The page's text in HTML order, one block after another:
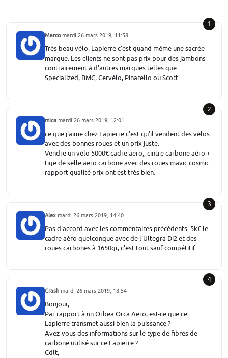
1
Marcomardi 26 mars 2019, 11:58
Très beau vélo. Lapierre c'est quand même une sacrée
marque. Les clients ne sont pas prix pour des jambons
contrairement à d'autres marques telles que
Specialized, BMC, Cervélo, Pinarello ou Scott
2
mica mardi 26 mars 2019, 12:01
ce que j'aime chez Lapierre c'est qu'il vendent des vélos
avec des bonnes roues et un prix juste.
Vendre un vélo 5000€ cadre aero,, cintre carbone aéro +
tige de selle aero carbone avec des roues mavic cosmic
rapport qualité prix ont est très bien.
3
Alex mardi 26 mars 2019, 14:40
Pas d'accord avec les commentaires précédents. 5k€ le
cadre aéro quelconque avec de l'Ultegra Di2 et des
roues carbones à 1650gr, c'est tout sauf compétitif.
4
Crash mardi 26 mars 2019, 18:54
Bonjour,
Par rapport à un Orbea Orca Aero, est-ce que ce
Lapierre transmet aussi bien la puissance ?
Avez-vous des informations sur le type de fibres de
carbone utilisé sur ce Lapierre ?
Cdlt,